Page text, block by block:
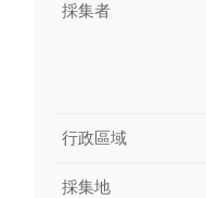
採集者
行政區域
採集地